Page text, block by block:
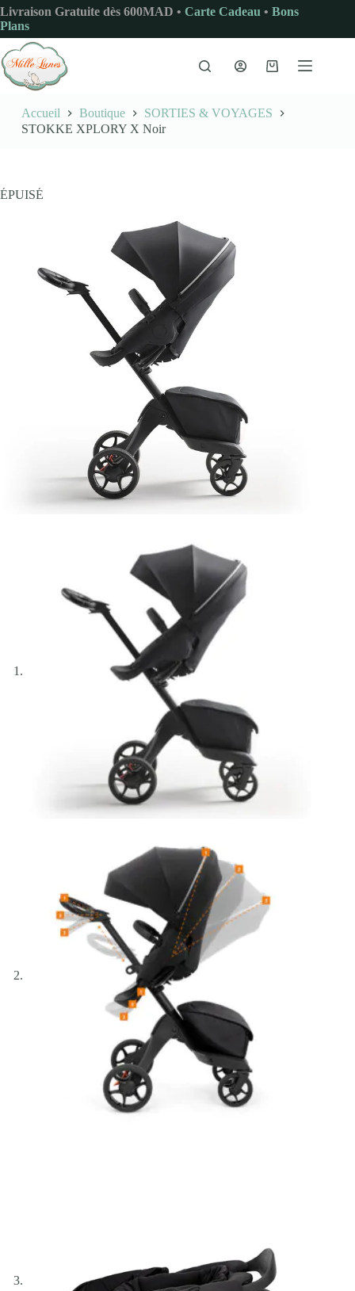
Passer
au
contenu
Livraison Gratuite dès 600MAD • Carte Cadeau • Bons
Plans
Panier
Accueil Boutique
SORTIES & VOYAGES
STOKKE XPLORY X Noir
ÉPUISÉ